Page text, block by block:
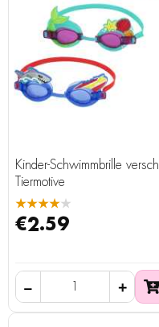
Kinder-Schwimmbrille versch.
Tiermotive
★★★★★
€2.59